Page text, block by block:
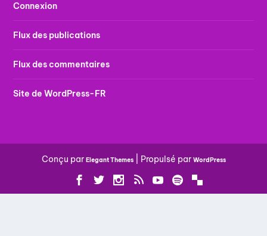
Connexion
Flux des publications
Flux des commentaires
Site de WordPress-FR
Conçu par Elegant Themes| Propulsé par WordPress